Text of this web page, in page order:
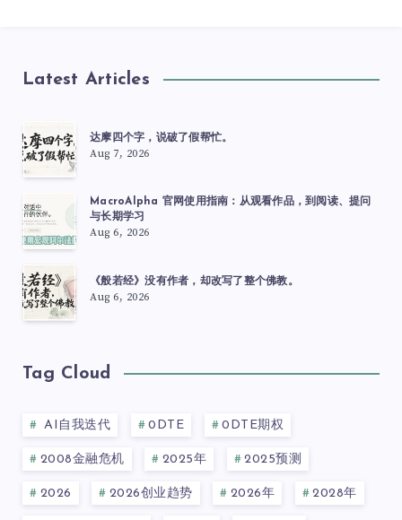
Latest Articles
达摩四个字，说破了假帮忙。
Aug 7, 2026
MacroAlpha 官网使用指南：从观看作品，到阅读、提问
与长期学习
Aug 6, 2026
《般若经》没有作者，却改写了整个佛教。
Aug 6, 2026
Tag Cloud
AI自我迭代 0DTE 0DTE期权
2008金融危机 2025年 2025预测
2026 2026创业趋势 2026年 2028年